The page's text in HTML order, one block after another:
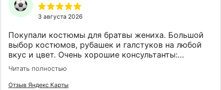
3 августа 2026
Покупали костюмы для братвы жениха. Большой
выбор костюмов, рубашек и галстуков на любой
вкус и цвет. Очень хорошие консультанты:
клиентоориентированы, эмпатичны, симпатичны, с
хорошим вкусом. Огромная благодарность
консультантам Анне и Ляле! Также наливают чай,
Читать полностью
Отзыв Яндекс Карты